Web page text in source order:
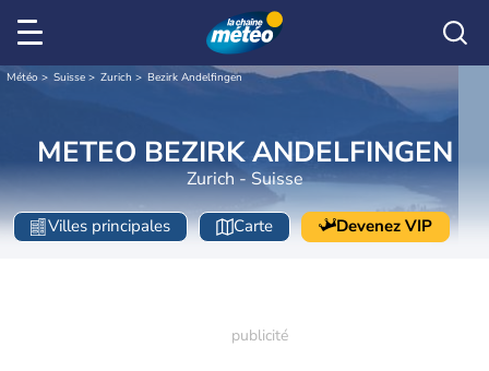
Météo Suisse Zurich Bezirk Andelfingen
METEO BEZIRK ANDELFINGEN
Zurich - Suisse
Villes principales Carte Devenez VIP